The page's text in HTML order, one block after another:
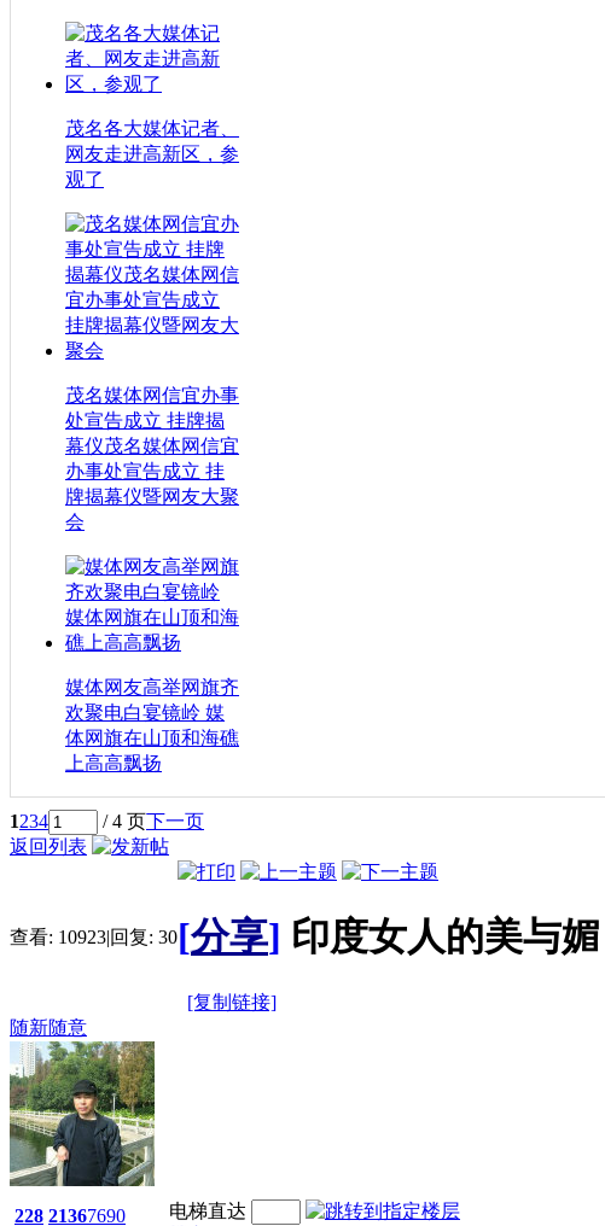
茂名各大媒体记者、
网友走进高新区，参
观了
茂名媒体网信宜办事
处宣告成立 挂牌揭
幕仪茂名媒体网信宜
办事处宣告成立 挂
牌揭幕仪暨网友大聚
会
媒体网友高举网旗齐
欢聚电白宴镜岭 媒
体网旗在山顶和海礁
上高高飘扬
1234 / 4 页下一页
返回列表
查看: 10923|回复: 30[分享] 印度女人的美与媚
[复制链接]
随新随意
228 21367690
电梯直达